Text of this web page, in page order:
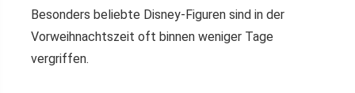
Besonders beliebte Disney-Figuren sind in der
Vorweihnachtszeit oft binnen weniger Tage
vergriffen.